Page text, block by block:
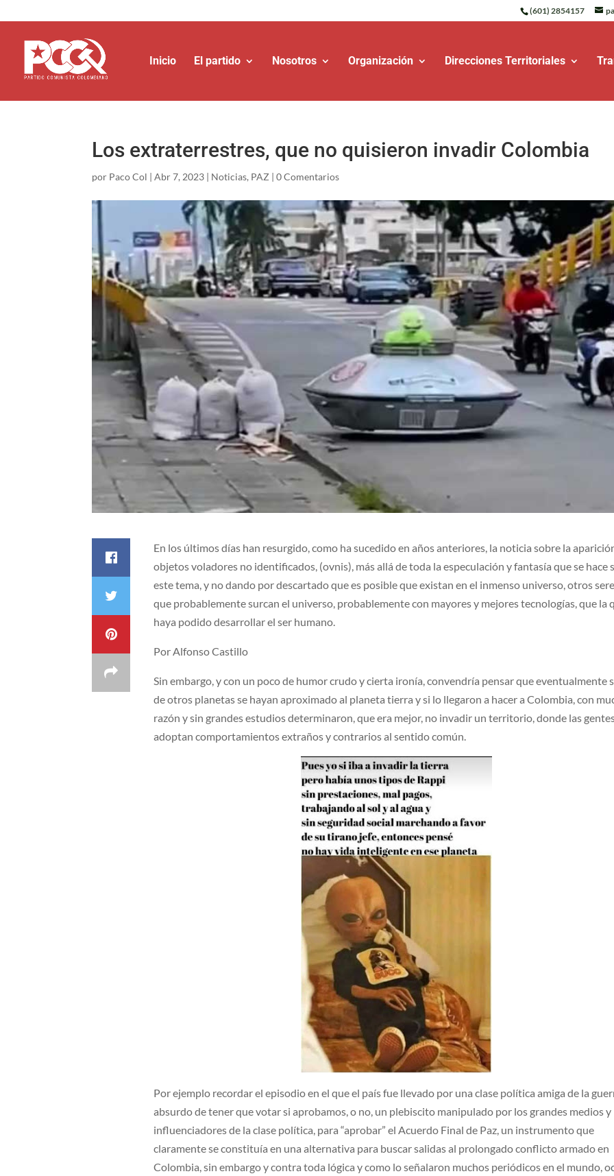
(601) 2854157
Inicio El partido Nosotros Organización Direcciones Territoriales
Los extraterrestres, que no quisieron invadir Colombia
por Paco Col |Abr 7, 2023 | Noticias, PAZ |0 Comentarios
En los últimos días han resurgido, como ha sucedido en años anteriores, la noticia sobre la
objetos voladores no identificados, (ovnis), más allá de toda la especulación y fantasía que se hace
este tema, y no dando por descartado que es posible que existan en el inmenso universo, otros
que probablemente surcan el universo, probablemente con mayores y mejores tecnologías, que la
haya podido desarrollar el ser humano.
Por Alfonso Castillo
Sin embargo, y con un poco de humor crudo y cierta ironía, convendría pensar que eventualmente
de otros planetas se hayan aproximado al planeta tierra y si lo llegaron a hacer a Colombia, con
razón y sin grandes estudios determinaron, que era mejor, no invadir un territorio, donde las
adoptan comportamientos extraños y contrarios al sentido común.
Por ejemplo recordar el episodio en el que el país fue llevado por una clase política amiga de la
absurdo de tener que votar si aprobamos, o no, un plebiscito manipulado por los grandes medios y
influenciadores de la clase política, para “aprobar” el Acuerdo Final de Paz, un instrumento que
claramente se constituía en una alternativa para buscar salidas al prolongado conflicto armado en
Colombia, sin embargo y contra toda lógica y como lo señalaron muchos periódicos en el mundo,